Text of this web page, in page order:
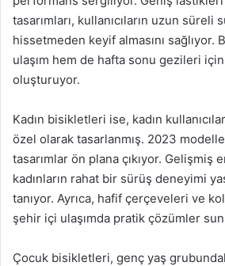
tasarımları, kullanıcıların uzun
hissetmeden keyif almasını sağlıyor.
ulaşım hem de hafta sonu gezileri
oluşturuyor.
Kadın bisikletleri ise, kadın
özel olarak tasarlanmış. 2023
tasarımlar ön plana çıkıyor. Gelişmiş
kadınların rahat bir sürüş deneyimi
tanıyor. Ayrıca, hafif çerçeveleri ve
şehir içi ulaşımda pratik çözümler
Çocuk bisikletleri, genç yaş